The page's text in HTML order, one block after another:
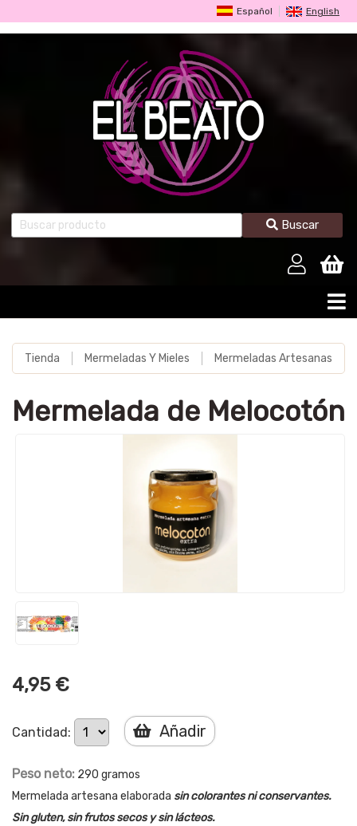
Español English
Buscar
Tienda Mermeladas Y Mieles Mermeladas Artesanas
Mermelada de Melocotón
4,95 €
Cantidad: Añadir
Peso neto: 290 gramos
Mermelada artesana elaborada sin colorantes ni conservantes.
Sin gluten, sin frutos secos y sin lácteos.